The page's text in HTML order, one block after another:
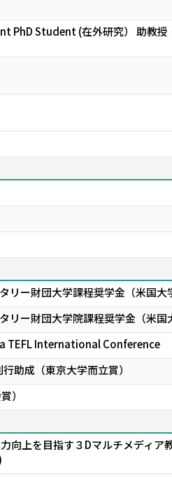
PhD Student (在外研究） 助教授
ー財団大学課程奨学金（米国大
ー財団大学院課程奨学金（米国
TEFL International Conference
助成（東京大学而立賞）
）
向上を目指す３Dマルチメディ